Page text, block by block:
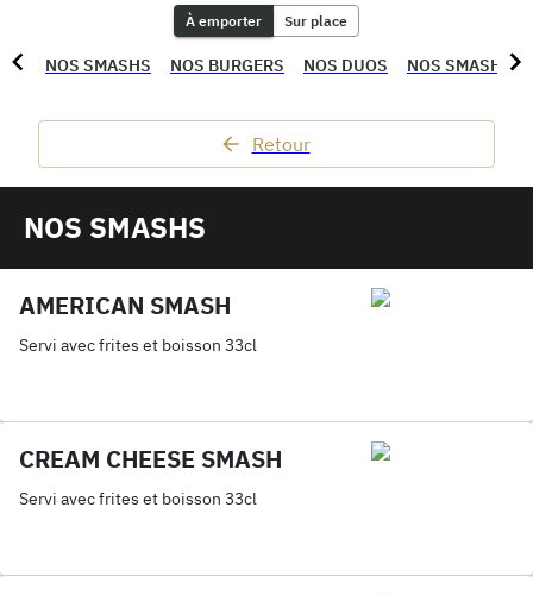
NOS SMASHS NOS BURGERS NOS DUOS NOS SMASHY
À emporter Sur place
Retour
NOS SMASHS
AMERICAN SMASH
Servi avec frites et boisson 33cl
CREAM CHEESE SMASH
Servi avec frites et boisson 33cl